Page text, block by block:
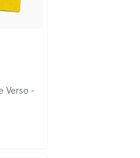
Verso -